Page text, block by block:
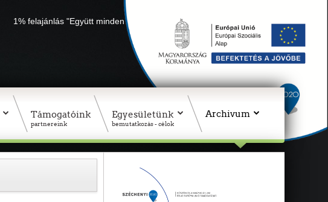
1% felajánlás "Együtt minden sikerül" Adószámunk: 18311927-1-02
Támogatóink
partnereink
Egyesületünk
bemutatkozás - célok
Archivum